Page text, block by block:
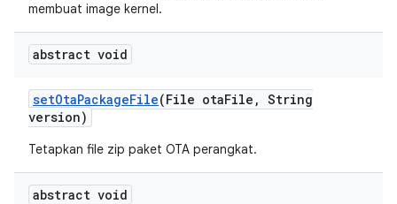
membuat image kernel.
abstract void
setOtaPackageFile(File otaFile , String
version)
Tetapkan file zip paket OTA perangkat.
abstract void